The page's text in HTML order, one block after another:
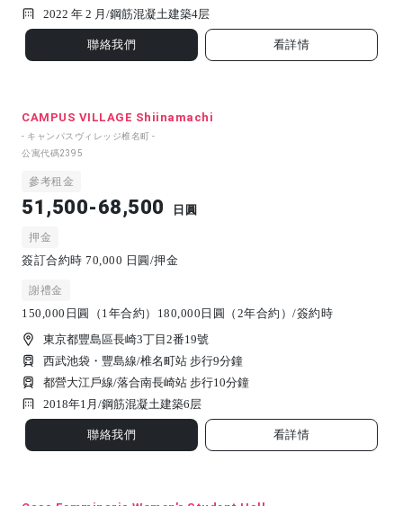
2022 年 2 月/鋼筋混凝土建築4 层
聯絡我們 看詳情
CAMPUS VILLAGE Shiinamachi
- キャンパスヴィレッジ椎名町 -
公寓代碼2395
參考租金
51,500-68,500 日圓
押金
簽訂合約時 70,000 日圓/押金
謝禮金
150,000日圓（1年合約）180,000日圓（2年合約）/簽約時
東京都豐島區長崎3丁目2番19號
西武池袋・豐島線/椎名町站 步行9分鐘
都營大江戶線/落合南長崎站 步行10分鐘
2018年1月/鋼筋混凝土建築6 层
聯絡我們 看詳情